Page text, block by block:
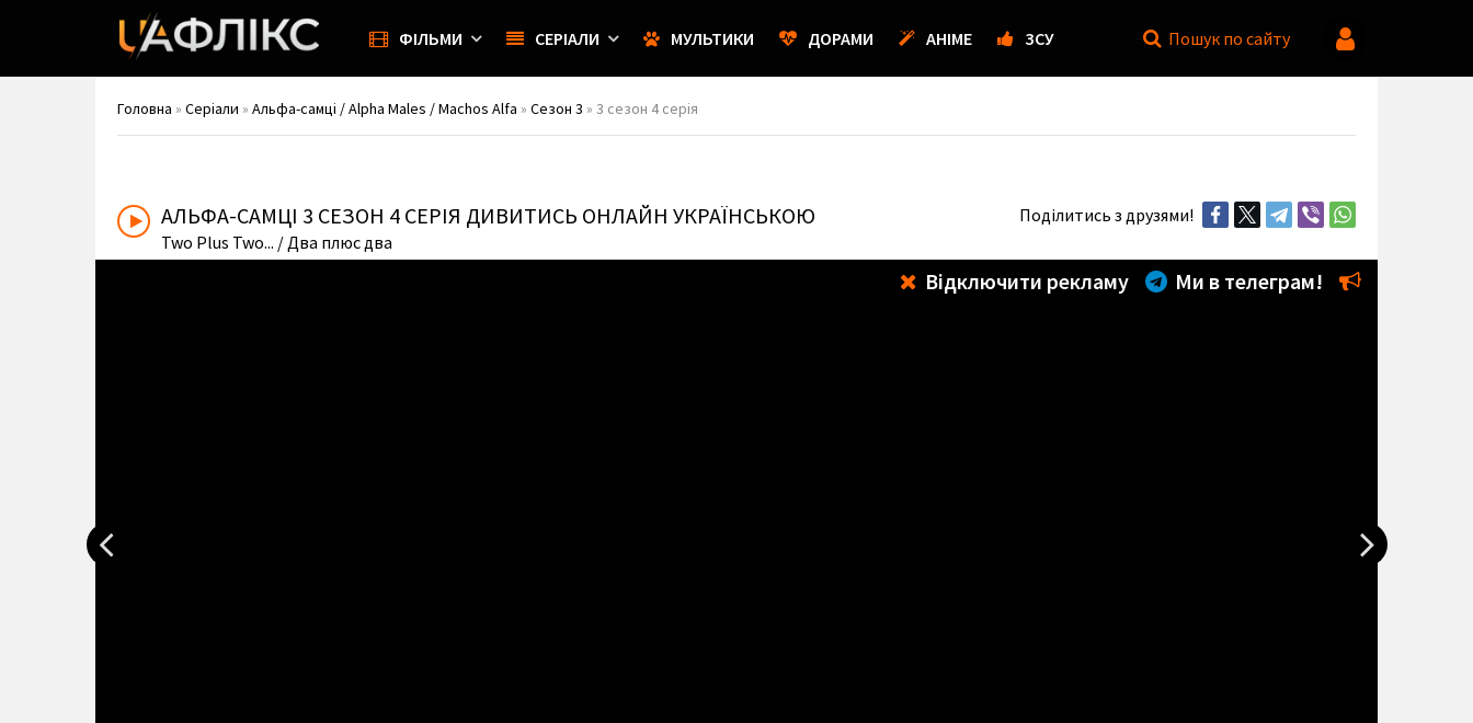
ФІЛЬМИ СЕРІАЛИ МУЛЬТИКИ ДОРАМИ АНІМЕ ЗСУ Пошук по сайту
Головна » Серіали » Альфа-самці / Alpha Males / Machos Alfa » Сезон 3 » 3 сезон 4 серія
Поділитись з друзями!
АЛЬФА-САМЦІ 3 СЕЗОН 4 СЕРІЯ ДИВИТИСЬ ОНЛАЙН УКРАЇНСЬКОЮ
Two Plus Two... / Два плюс два
Відключити рекламу Ми в телеграм!